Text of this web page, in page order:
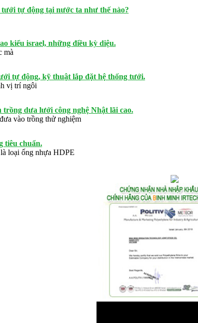
tự động tại nước ta như thế nào?
kiểu israel, những điều kỳ diệu.
mà
tự động, kỹ thuật lắp đặt hệ thống tưới.
vị trí ngôi
dưa lưới công nghệ Nhật lãi cao.
vào trồng thử nghiệm
tiêu chuẩn.
loại ống nhựa HDPE